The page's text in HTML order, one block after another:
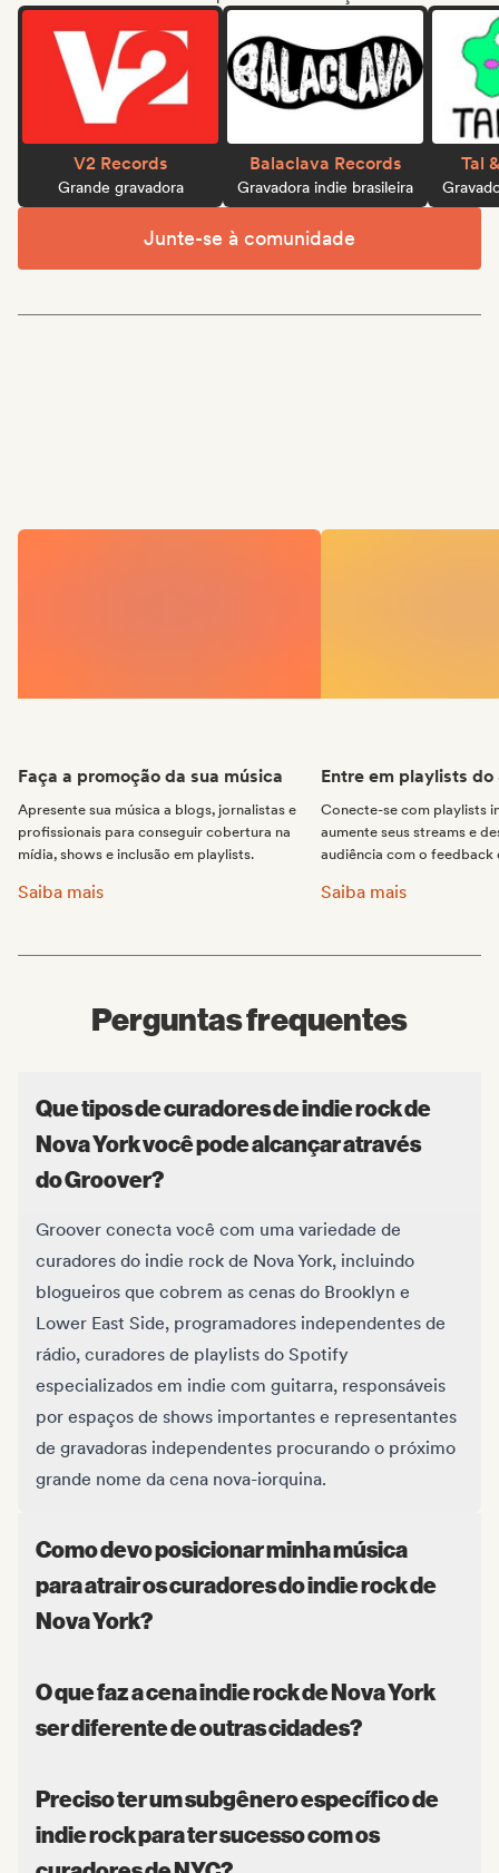
V2 Records
Grande gravadora
Balaclava Records
Gravadora indie brasileira
Tal
Junte-se à comunidade
Faça a promoção da sua música
Apresente sua música a blogs, jornalistas e
profissionais para conseguir cobertura na
mídia, shows e inclusão em playlists.
Faça a promoção da sua música:
Saiba mais
Entre em playlists
Conecte-se com playlists
aumente seus streams e
audiência com o feedback
Entre em playlists do
Saiba mais
Perguntas frequentes
Que tipos de curadores de indie rock de
Nova York você pode alcançar através
do Groover?
Groover conecta você com uma variedade de
curadores do indie rock de Nova York, incluindo
blogueiros que cobrem as cenas do Brooklyn e
Lower East Side, programadores independentes de
rádio, curadores de playlists do Spotify
especializados em indie com guitarra, responsáveis
por espaços de shows importantes e representantes
de gravadoras independentes procurando o próximo
grande nome da cena nova-iorquina.
Como devo posicionar minha música
para atrair os curadores do indie rock de
Nova York?
O que faz a cena indie rock de Nova York
ser diferente de outras cidades?
Preciso ter um subgênero específico de
indie rock para ter sucesso com os